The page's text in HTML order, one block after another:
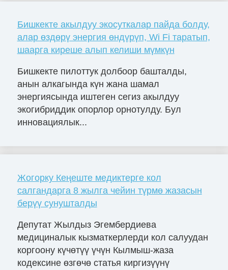
Бишкекте акылдуу экосуткалар пайда болду,
алар өздөрү энергия өндүрүп, Wi Fi таратып,
шаарга киреше алып келиши мүмкүн
Бишкекте пилоттук долбоор башталды,
анын алкагында күн жана шамал
энергиясында иштеген сегиз акылдуу
экогибриддик опорлор орнотулду. Бул
инновациялык...
Жогорку Кеңеште медиктерге кол
салгандарга 8 жылга чейин түрмө жазасын
берүү сунушталды
Депутат Жылдыз Эгембердиева
медициналык кызматкерлерди кол салуудан
коргоону күчөтүү үчүн Кылмыш-жаза
кодексине өзгөчө статья киргизүүнү